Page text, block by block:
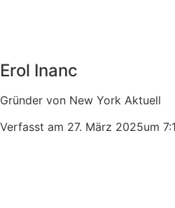
Erol Inanc
Gründer von New York Aktuell
Verfasst am 27. März 2025um